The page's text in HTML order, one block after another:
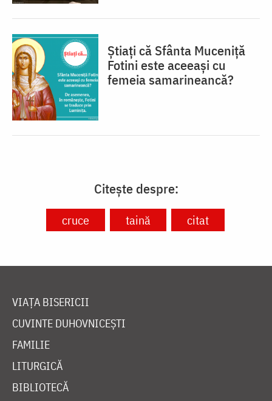
Știați că Sfânta Muceniță
Fotini este aceeași cu
femeia samarineancă?
Citește despre:
cruce taină citat
VIAȚA BISERICII
CUVINTE DUHOVNICEȘTI
FAMILIE
LITURGICĂ
BIBLIOTECĂ